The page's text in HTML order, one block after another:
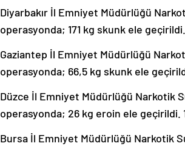
Diyarbakır İl Emniyet Müdürlüğü
operasyonda; 171 kg skunk ele
Gaziantep İl Emniyet Müdürlüğü
operasyonda; 66,5 kg skunk ele
Düzce İl Emniyet Müdürlüğü Narkotik
operasyonda; 26 kg eroin ele geçirildi.
Bursa İl Emniyet Müdürlüğü Narkotik